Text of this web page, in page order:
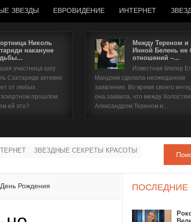
ЗВЕЗДЫ ЕВРОВИДЕНИЕ ИНТЕРНЕТ
Николь
накануне
участница шоу
Сахтариди активно
от любых
прошлом.
ей это?
Между Тереном и
Инной Белень не
отношений –...
Известная блогер
Мандзюк сделала неожиданное
заявление. Во время своего
она заявила, что между
Александром Тереном и...
ЗВЕЗДНЫЕ СЕКРЕТЫ КРАСОТЫ
Рождения ПОСЛЕДНИЕ
Имя пользователя
Забыли имя пользователя?